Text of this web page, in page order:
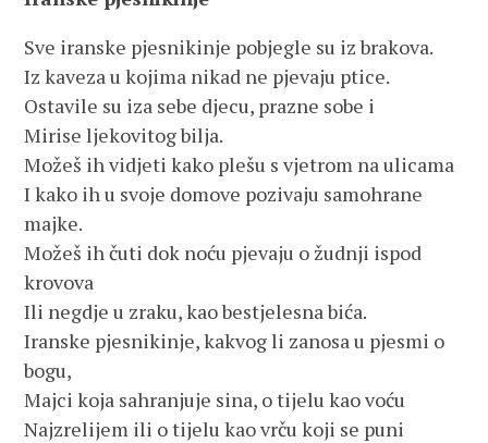
Sve iranske pjesnikinje pobjegle su iz brakova.
Iz kaveza u kojima nikad ne pjevaju ptice.
Ostavile su iza sebe djecu, prazne sobe i
Mirise ljekovitog bilja.
Možeš ih vidjeti kako plešu s vjetrom na ulicama
I kako ih u svoje domove pozivaju samohrane
majke.
Možeš ih čuti dok noću pjevaju o žudnji ispod
krovova
Ili negdje u zraku, kao bestjelesna bića.
Iranske pjesnikinje, kakvog li zanosa u pjesmi o
bogu,
Majci koja sahranjuje sina, o tijelu kao voću
Najzrelijem ili o tijelu kao vrču koji se puni